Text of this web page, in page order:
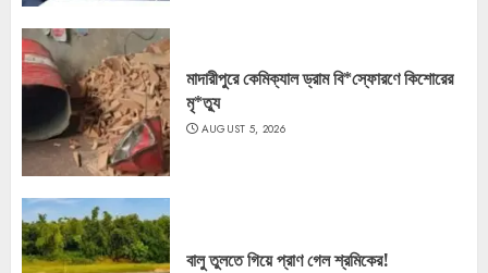
মাদারীপুরে কেমিক্যাল ড্রাম বি*স্ফোরণে কিশোরের
মৃ*ত্যু
AUGUST 5, 2026
বালু তুলতে গিয়ে প্রাণ গেল শ্রমিকের!